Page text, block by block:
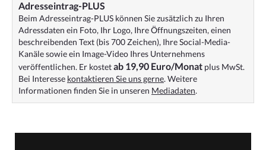
Adresseintrag-PLUS
Beim Adresseintrag-PLUS können Sie zusätzlich zu Ihren
Adressdaten ein Foto, Ihr Logo, Ihre Öffnungszeiten, einen
beschreibenden Text (bis 700 Zeichen), Ihre Social-Media-
Kanäle sowie ein Image-Video Ihres Unternehmens
veröffentlichen. Er kostetab 19,90 Euro/Monat plus MwSt.
Bei Interesse kontaktieren Sie uns gerne. Weitere
Informationen finden Sie in unseren Mediadaten.